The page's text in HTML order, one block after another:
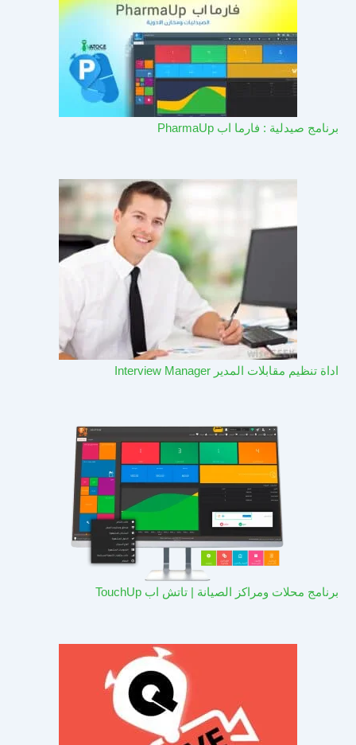
برنامج صيدلية : فارما اب PharmaUp​
اداة تنظيم مقابلات المدير Interview Manager
برنامج محلات ومراكز الصيانة | تاتش اب TouchUp